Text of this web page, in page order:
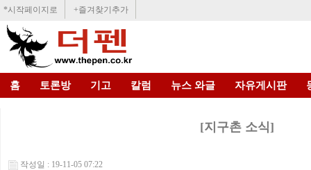
*시작페이지로 +즐겨찾기추가
홈 토론방 기고 칼럼 뉴스 와글 자유게시판
[지구촌 소식]
작성일 : 19-11-05 07:22